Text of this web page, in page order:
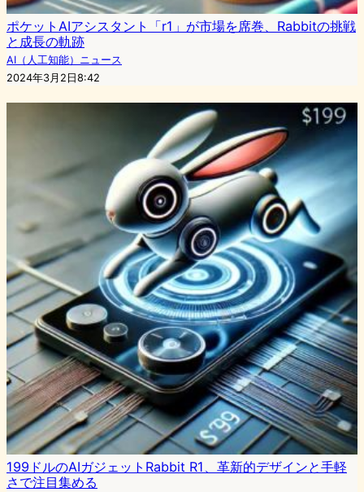
ポケットAIアシスタント「r1」が市場を席巻、Rabbitの挑戦
と成長の軌跡
AI（人工知能）ニュース
2024年3月2日8:42
199ドルのAIガジェットRabbit R1、革新的デザインと手軽
さで注目集める